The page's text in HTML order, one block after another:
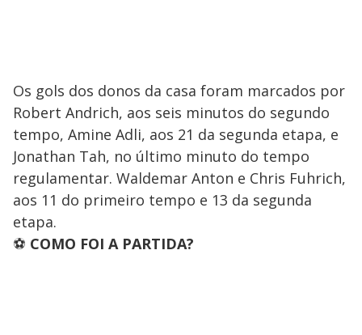
Os gols dos donos da casa foram marcados por
Robert Andrich, aos seis minutos do segundo
tempo, Amine Adli, aos 21 da segunda etapa, e
Jonathan Tah, no último minuto do tempo
regulamentar. Waldemar Anton e Chris Fuhrich,
aos 11 do primeiro tempo e 13 da segunda
etapa.
⚽ COMO FOI A PARTIDA?